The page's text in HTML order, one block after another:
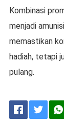
Kombinasi
menjadi
memastikan
hadiah, tetapi
pulang.